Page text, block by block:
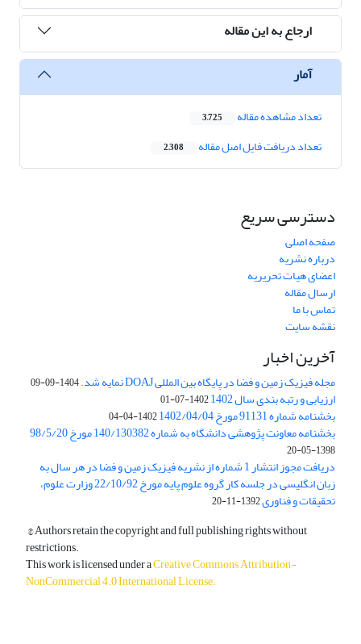
ارجاع به این مقاله
آمار
تعداد مشاهده مقاله 3,725
تعداد دریافت فایل اصل مقاله 2,308
دسترسی سریع
صفحه اصلی
درباره نشریه
اعضای هیات تحریریه
ارسال مقاله
تماس با ما
نقشه سایت
آخرین اخبار
مجله فیزیک زمین و فضا در پایگاه بین المللی DOAJ نمایه شد. 1404-09-09
ارزیابی و رتبه بندی سال 1402 1402-07-01
بخشنامه شماره 91131 مورخ 1402/04/04 1402-04-04
بخشنامه معاونت پژوهشی دانشگاه به شماره 140/130382 مورخ 98/5/20
1398-05-20
دریافت مجوز انتشار 1 شماره از نشریه فیزیک زمین و فضا در هر سال به
زبان انگلیسی در جلسه کار گروه علوم پایه مورخ 22/10/92 وزارت علوم،
تحقیقات و فناوری1392-11-20
© Authors retain the copyright and full publishing rights without
restrictions.
This work is licensed under aCreative Commons Attribution-
NonCommercial 4.0 International License.